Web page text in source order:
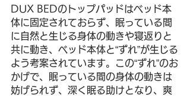
DUX BEDのトップパッドはベッド本
体に固定されておらず、眠っている間
に自然と生じる身体の動きや寝返りと
共に動き、ベッド本体と“ずれ”が生じる
よう考案されています。この“ずれ”のお
かげで、眠っている間の身体の動きは
妨げられず、深く眠る助けとなり、爽